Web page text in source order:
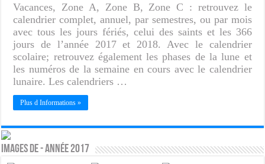
Vacances, Zone A, Zone B, Zone C : retrouvez le
calendrier complet, annuel, par semestres, ou par mois
avec tous les jours fériés, celui des saints et les 366
jours de l’année 2017 et 2018. Avec le calendrier
scolaire; retrouvez également les phases de la lune et
les numéros de la semaine en cours avec le calendrier
lunaire. Les calendriers …
Plus d Informations »
Images de - Année 2017